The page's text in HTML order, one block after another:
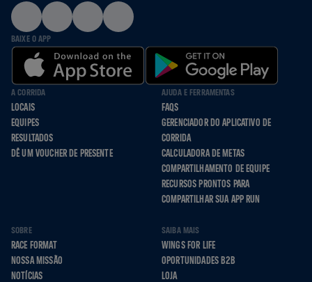
BAIXE O APP
A CORRIDA
LOCAIS
EQUIPES
RESULTADOS
DÊ UM VOUCHER DE PRESENTE
AJUDA E FERRAMENTAS
FAQS
GERENCIADOR DO APLICATIVO DE
CORRIDA
CALCULADORA DE METAS
COMPARTILHAMENTO DE EQUIPE
RECURSOS PRONTOS PARA
COMPARTILHAR SUA APP RUN
SOBRE
RACE FORMAT
NOSSA MISSÃO
NOTÍCIAS
SAIBA MAIS
WINGS FOR LIFE
OPORTUNIDADES B2B
LOJA